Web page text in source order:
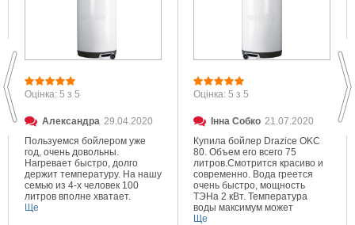
Оцінка: 5 з 5
Александра 29.04.2020
Пользуемся бойлером уже
год, очень довольны.
Нагревает быстро, долго
держит температуру. На нашу
семью из 4-х человек 100
литров вполне хватает.
Ще
Оцінка: 5 з 5
Інна Собко 21.07.2020
Купила бойлер Drazice OKC
80. Объем его всего 75
литров.Смотрится красиво и
современно. Вода греется
очень быстро, мощность
ТЭНа 2 кВт. Температура
воды максимум может
составлять 80 градусов.
Ще